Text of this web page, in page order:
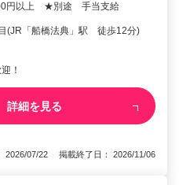
円以上 ★別途 手当支給
(JR「船橋法典」駅 徒歩12分)
！
詳細を見る
2026/07/22 掲載終了日： 2026/11/06